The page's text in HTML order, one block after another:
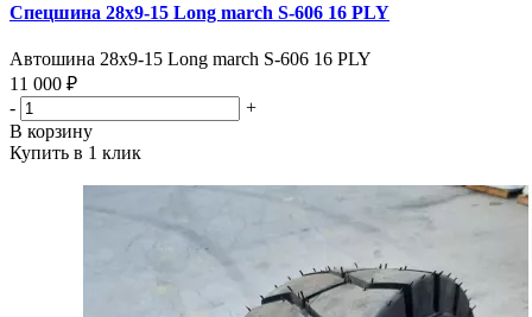
Спецшина 28х9-15 Long march S-606 16 PLY
Автошина 28х9-15 Long march S-606 16 PLY
11 000 ₽
-
+
В корзину
Купить в 1 клик